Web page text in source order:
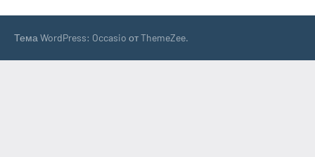
Тема WordPress: Occasio от ThemeZee.